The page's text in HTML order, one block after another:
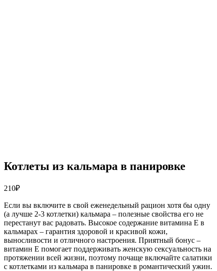
Котлеты из кальмара в панировке
210₽
Если вы включите в свой еженедельный рацион хотя бы одну
(а лучше 2-3 котлетки) кальмара – полезные свойства его не
перестанут вас радовать. Высокое содержание витамина Е в
кальмарах – гарантия здоровой и красивой кожи,
выносливости и отличного настроения. Приятный бонус –
витамин Е помогает поддерживать женскую сексуальность на
протяжении всей жизни, поэтому почаще включайте салатики
с котлетками из кальмара в панировке в романтический ужин.